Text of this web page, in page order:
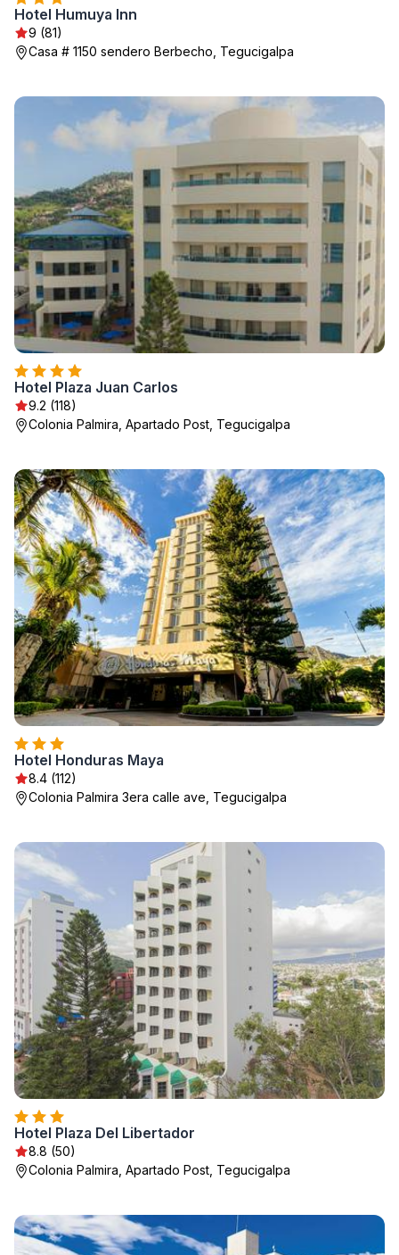
Hotel Humuya Inn
9 (81)
Casa # 1150 sendero Berbecho, Tegucigalpa
Hotel Plaza Juan Carlos
9.2 (118)
Colonia Palmira, Apartado Post, Tegucigalpa
Hotel Honduras Maya
8.4 (112)
Colonia Palmira 3era calle ave, Tegucigalpa
Hotel Plaza Del Libertador
8.8 (50)
Colonia Palmira, Apartado Post, Tegucigalpa